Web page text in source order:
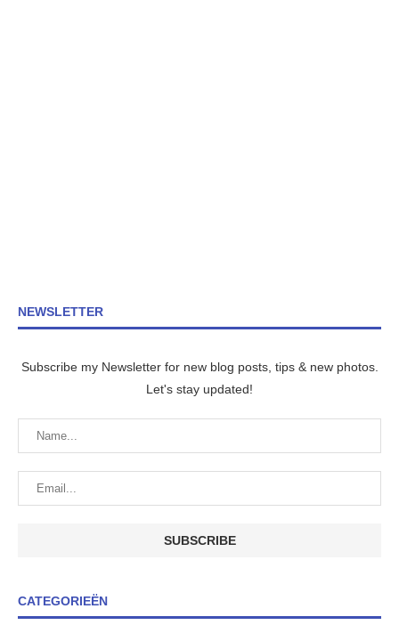
NEWSLETTER
Subscribe my Newsletter for new blog posts, tips & new photos.
Let's stay updated!
CATEGORIEËN